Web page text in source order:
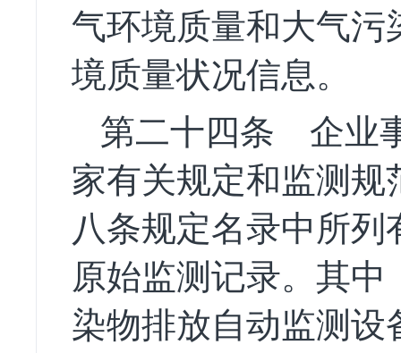
气环境质量和大气
境质量状况信息。
第二十四条 企业
家有关规定和监测
八条规定名录中所
原始监测记录。其
染物排放自动监测